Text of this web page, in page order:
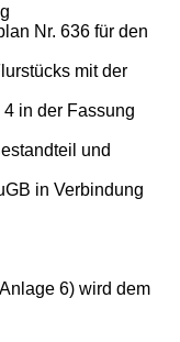
Nr. 636 für den
mit der
in der Fassung
und
in Verbindung
6) wird dem